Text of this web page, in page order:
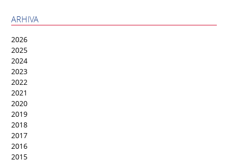
ARHIVA
2026
2025
2024
2023
2022
2021
2020
2019
2018
2017
2016
2015